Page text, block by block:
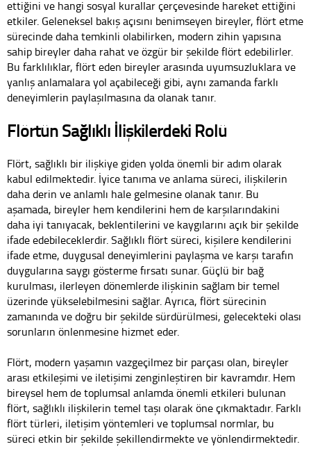
ettiğini ve hangi sosyal kurallar çerçevesinde hareket ettiğini
etkiler. Geleneksel bakış açısını benimseyen bireyler, flört etme
sürecinde daha temkinli olabilirken, modern zihin yapısına
sahip bireyler daha rahat ve özgür bir şekilde flört edebilirler.
Bu farklılıklar, flört eden bireyler arasında uyumsuzluklara ve
yanlış anlamalara yol açabileceği gibi, aynı zamanda farklı
deneyimlerin paylaşılmasına da olanak tanır.
Flörtün Sağlıklı İlişkilerdeki Rolü
Flört, sağlıklı bir ilişkiye giden yolda önemli bir adım olarak
kabul edilmektedir. İyice tanıma ve anlama süreci, ilişkilerin
daha derin ve anlamlı hale gelmesine olanak tanır. Bu
aşamada, bireyler hem kendilerini hem de karşılarındakini
daha iyi tanıyacak, beklentilerini ve kaygılarını açık bir şekilde
ifade edebileceklerdir. Sağlıklı flört süreci, kişilere kendilerini
ifade etme, duygusal deneyimlerini paylaşma ve karşı tarafın
duygularına saygı gösterme fırsatı sunar. Güçlü bir bağ
kurulması, ilerleyen dönemlerde ilişkinin sağlam bir temel
üzerinde yükselebilmesini sağlar. Ayrıca, flört sürecinin
zamanında ve doğru bir şekilde sürdürülmesi, gelecekteki olası
sorunların önlenmesine hizmet eder.
Flört, modern yaşamın vazgeçilmez bir parçası olan, bireyler
arası etkileşimi ve iletişimi zenginleştiren bir kavramdır. Hem
bireysel hem de toplumsal anlamda önemli etkileri bulunan
flört, sağlıklı ilişkilerin temel taşı olarak öne çıkmaktadır. Farklı
flört türleri, iletişim yöntemleri ve toplumsal normlar, bu
süreci etkin bir şekilde şekillendirmekte ve yönlendirmektedir.